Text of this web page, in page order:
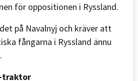
för oppositionen i Ryssland.
på Navalnyj och kräver att
fångarna i Ryssland ännu
traktor